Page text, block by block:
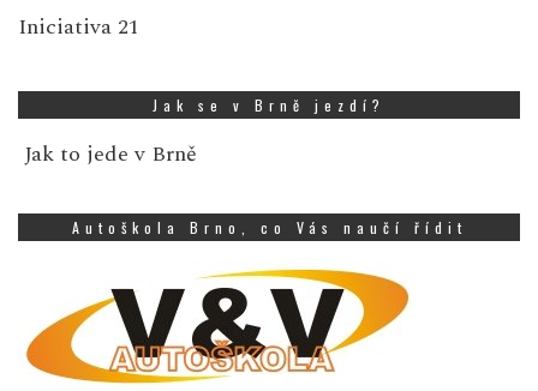
Iniciativa 21
Jak se v Brně jezdí?
Jak to jede v Brně
Autoškola Brno, co Vás naučí řídit